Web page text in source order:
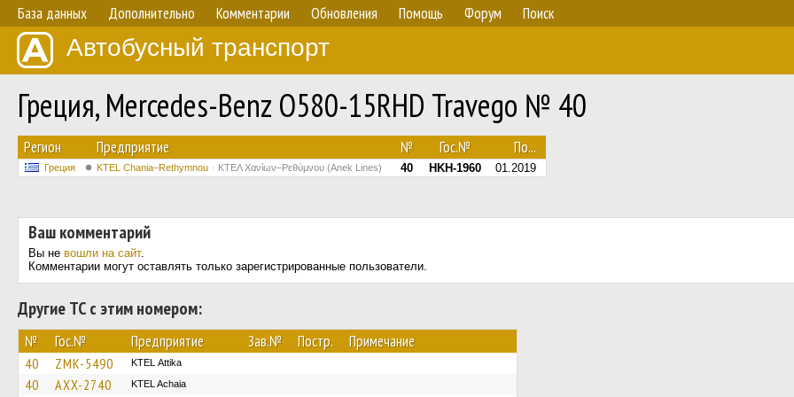
База данных Дополнительно Комментарии Обновления Помощь Форум Поиск
Автобусный транспорт
Греция, Mercedes-Benz O580-15RHD Travego № 40
Регион Предприятие № Гос.№ По...
Греция KTEL Chania–Rethymnou ΚΤΕΛ Χανίων–Ρεθύμνου (Anek Lines) 40 HKH-1960 01.2019
Ваш комментарий
Вы не вошли на сайт.
Комментарии могут оставлять только зарегистрированные пользователи.
Другие ТС с этим номером:
№ Гос.№ Предприятие Зав.№ Постр. Примечание
40 ZMK-5490 KΤΕL Αttika
40 AXX-2740 KTEL Achaia